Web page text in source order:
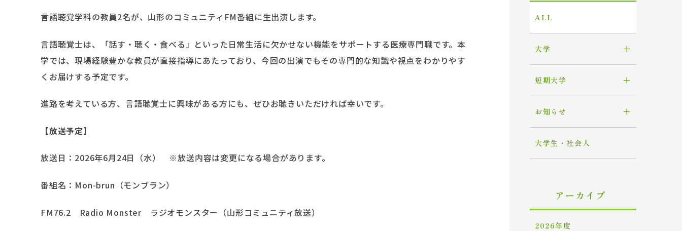
言語聴覚学科の教員2名が、山形のコミュニティFM番組に生出演します。
言語聴覚士は、「話す・聴く・食べる」といった日常生活に欠かせない機能をサポートする医療専門職です。本
学では、現場経験豊かな教員が直接指導にあたっており、今回の出演でもその専門的な知識や視点をわかりやす
くお届けする予定です。
進路を考えている方、言語聴覚士に興味がある方にも、ぜひお聴きいただければ幸いです。
【放送予定】
放送日：2026年6月24日（水） ※放送内容は変更になる場合があります。
番組名：Mon-brun（モンブラン）
FM76.2 Radio Monster ラジオモンスター（山形コミュニティ放送）
ALL
大学
短期大学
お知らせ
大学生・社会人
アーカイブ
2026年度